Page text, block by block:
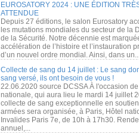
EUROSATORY 2024 : UNE ÉDITION
ATTENDUE
Depuis 27 éditions, le salon Eurosatory
les mutations mondiales du secteur de la
de la Sécurité. Notre décennie est
accélération de l’histoire et l’instauration
d’un nouvel ordre mondial. Ainsi, dans
Collecte de sang du 14 juillet : Le sang
sang versé, ils ont besoin de vous !
22.06.2020 source DCSSA À l'occasion
nationale, qui aura lieu le mardi 14 juillet
collecte de sang exceptionnelle en
armées sera organisée, à Paris, Hôtel
Invalides Paris 7e, de 10h à 17h30.
annuel,...